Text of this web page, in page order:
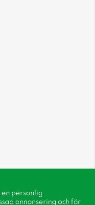
personlig
annonsering och för